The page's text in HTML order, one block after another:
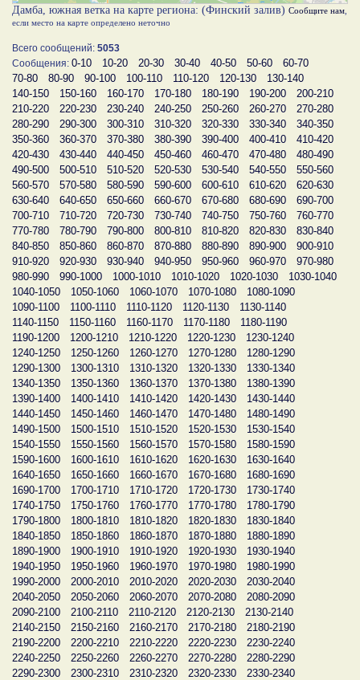
Дамба, южная ветка на карте региона: (Финский залив) Сообщите нам
если место на карте определено неточно
Всего сообщений: 5053
Сообщения: 0-10 10-20 20-30 30-40 40-50 50-60
60-70
70-80
80-90 90-100 100-110 110-120 120-130
130-140
140-150
150-160 160-170 170-180 180-190 190-200
200-210
210-220
220-230 230-240 240-250 250-260 260-270
270-280
280-290
290-300 300-310 310-320 320-330 330-340
340-350
350-360
360-370 370-380 380-390 390-400 400-410
410-420
420-430
430-440 440-450 450-460 460-470 470-480
480-490
490-500
500-510 510-520 520-530 530-540 540-550
550-560
560-570
570-580 580-590 590-600 600-610 610-620
620-630
630-640
640-650 650-660 660-670 670-680 680-690
690-700
700-710
710-720 720-730 730-740 740-750 750-760
760-770
770-780
780-790 790-800 800-810 810-820 820-830
830-840
840-850
850-860 860-870 870-880 880-890 890-900
900-910
910-920
920-930 930-940 940-950 950-960 960-970
970-980
980-990
990-1000 1000-1010 1010-1020 1020-1030
1030-1040
1040-1050
1050-1060 1060-1070 1070-1080
1080-1090
1090-1100
1100-1110 1110-1120 1120-1130
1130-1140
1140-1150
1150-1160 1160-1170 1170-1180
1180-1190
1190-1200
1200-1210 1210-1220 1220-1230
1230-1240
1240-1250
1250-1260 1260-1270 1270-1280
1280-1290
1290-1300
1300-1310 1310-1320 1320-1330
1330-1340
1340-1350
1350-1360 1360-1370 1370-1380
1380-1390
1390-1400
1400-1410 1410-1420 1420-1430
1430-1440
1440-1450
1450-1460 1460-1470 1470-1480
1480-1490
1490-1500
1500-1510 1510-1520 1520-1530
1530-1540
1540-1550
1550-1560 1560-1570 1570-1580
1580-1590
1590-1600
1600-1610 1610-1620 1620-1630
1630-1640
1640-1650
1650-1660 1660-1670 1670-1680
1680-1690
1690-1700
1700-1710 1710-1720 1720-1730
1730-1740
1740-1750
1750-1760 1760-1770 1770-1780
1780-1790
1790-1800
1800-1810 1810-1820 1820-1830
1830-1840
1840-1850
1850-1860 1860-1870 1870-1880
1880-1890
1890-1900
1900-1910 1910-1920 1920-1930
1930-1940
1940-1950
1950-1960 1960-1970 1970-1980
1980-1990
1990-2000
2000-2010 2010-2020 2020-2030
2030-2040
2040-2050
2050-2060 2060-2070 2070-2080
2080-2090
2090-2100
2100-2110 2110-2120 2120-2130
2130-2140
2140-2150
2150-2160 2160-2170 2170-2180
2180-2190
2190-2200
2200-2210 2210-2220 2220-2230
2230-2240
2240-2250
2250-2260 2260-2270 2270-2280
2280-2290
2290-2300
2300-2310 2310-2320 2320-2330
2330-2340